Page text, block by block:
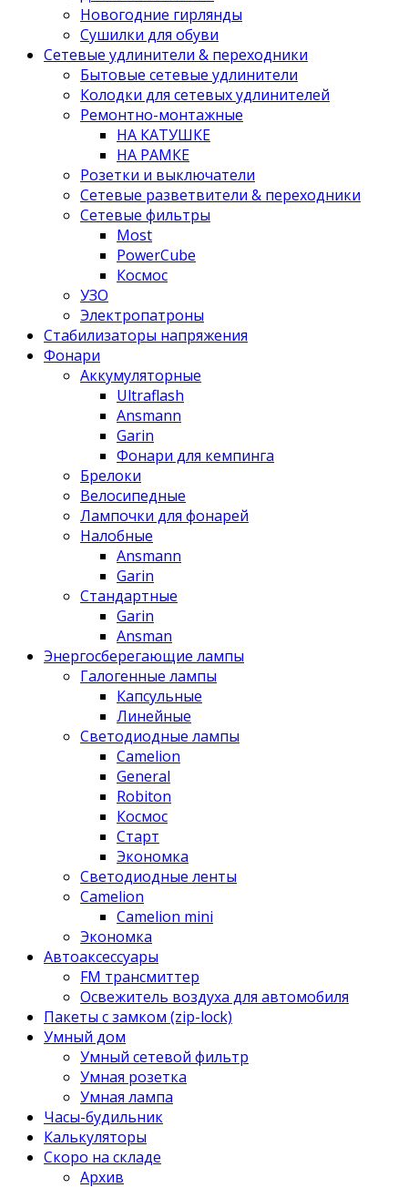
Новогодние гирлянды
Сушилки для обуви
Сетевые удлинители & переходники
Бытовые сетевые удлинители
Колодки для сетевых удлинителей
Ремонтно-монтажные
НА КАТУШКЕ
НА РАМКЕ
Розетки и выключатели
Сетевые разветвители & переходники
Сетевые фильтры
Most
PowerCube
Космос
УЗО
Электропатроны
Стабилизаторы напряжения
Фонари
Аккумуляторные
Ultraflash
Ansmann
Garin
Фонари для кемпинга
Брелоки
Велосипедные
Лампочки для фонарей
Налобные
Ansmann
Garin
Стандартные
Garin
Ansman
Энергосберегающие лампы
Галогенные лампы
Капсульные
Линейные
Светодиодные лампы
Camelion
General
Robiton
Космос
Старт
Экономка
Светодиодные ленты
Camelion
Camelion mini
Экономка
Автоаксессуары
FM трансмиттер
Освежитель воздуха для автомобиля
Пакеты с замком (zip-lock)
Умный дом
Умный сетевой фильтр
Умная розетка
Умная лампа
Часы-будильник
Калькуляторы
Скоро на складе
Архив